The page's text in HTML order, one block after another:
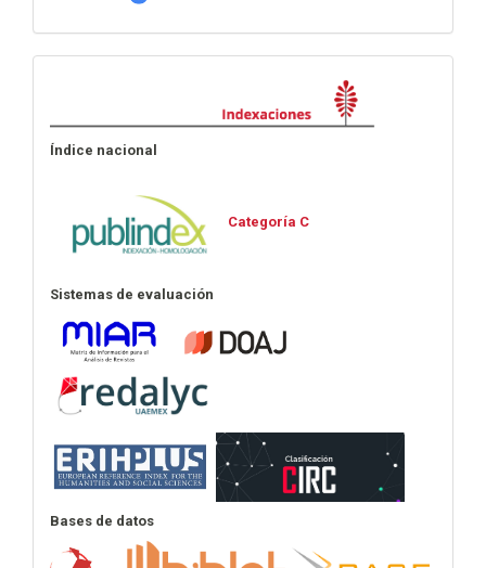
Índice nacional
Categoría C
Sistemas de evaluación
Bases de datos